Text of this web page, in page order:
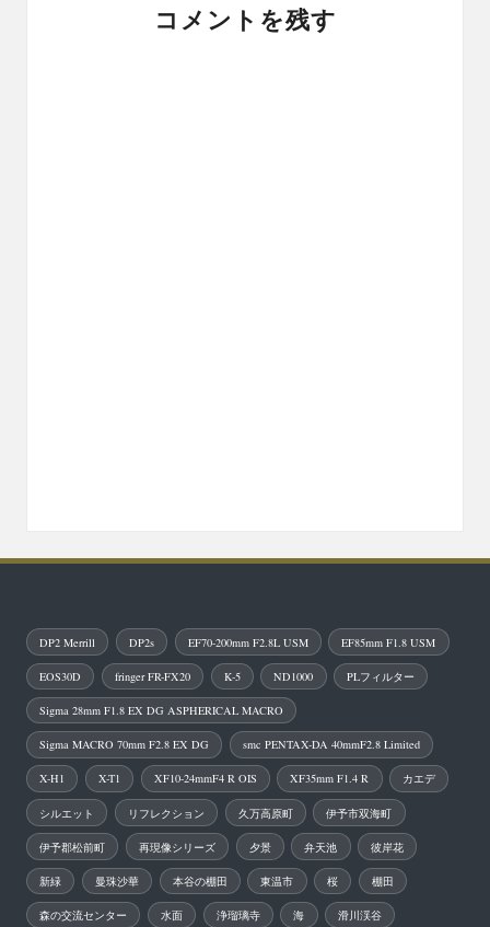
コメントを残す
DP2 Merrill DP2s EF70-200mm F2.8L USM EF85mm F1.8 USM
EOS30D fringer FR-FX20 K-5 ND1000 PLフィルター
Sigma 28mm F1.8 EX DG ASPHERICAL MACRO
Sigma MACRO 70mm F2.8 EX DG smc PENTAX-DA 40mmF2.8 Limited
X-H1 X-T1 XF10-24mmF4 R OIS XF35mm F1.4 R カエデ
シルエット リフレクション 久万高原町 伊予市双海町
伊予郡松前町 再現像シリーズ 夕景 弁天池 彼岸花
新緑 曼珠沙華 本谷の棚田 東温市 桜 棚田
森の交流センター 水面 浄瑠璃寺 海 滑川渓谷